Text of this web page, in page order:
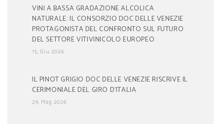
VINI A BASSA GRADAZIONE ALCOLICA
NATURALE: IL CONSORZIO DOC DELLE VENEZIE
PROTAGONISTA DEL CONFRONTO SUL FUTURO
DEL SETTORE VITIVINICOLO EUROPEO
15, Giu 2026
IL PINOT GRIGIO DOC DELLE VENEZIE RISCRIVE IL
CERIMONIALE DEL GIRO D’ITALIA
29, Mag 2026